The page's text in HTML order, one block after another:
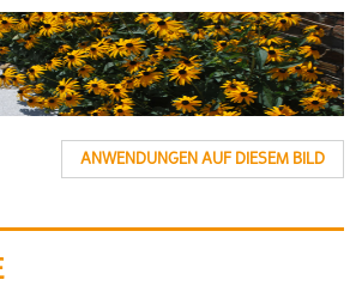
ANWENDUNGEN AUF DIESEM BILD